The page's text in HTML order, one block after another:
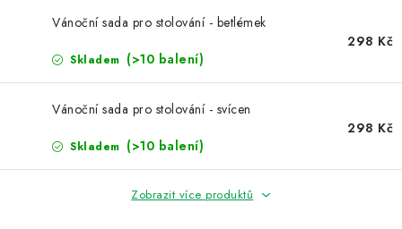
Kontaktujte nás
Podmínky ochrany osobních údajů
Vánoční sada pro stolování - betlémek
Skladem (>10 balení)
298 Kč
Vánoční sada pro stolování - svícen
Skladem (>10 balení)
298 Kč
Zobrazit více produktů